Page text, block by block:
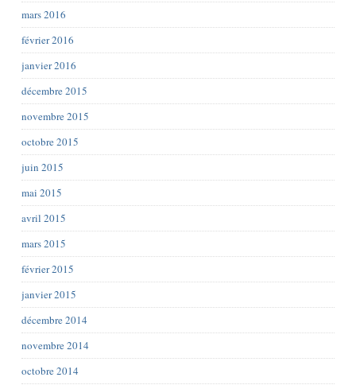
mars 2016
février 2016
janvier 2016
décembre 2015
novembre 2015
octobre 2015
juin 2015
mai 2015
avril 2015
mars 2015
février 2015
janvier 2015
décembre 2014
novembre 2014
octobre 2014